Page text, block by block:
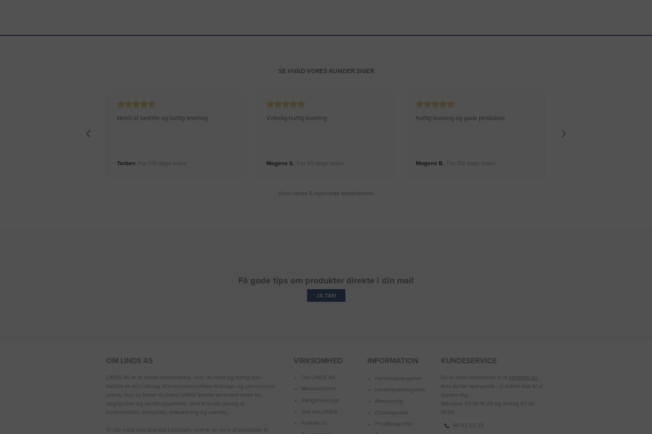
SE HVAD VORES KUNDER SIGER
Nemt at bestille og hurtig levering
Torben, For 170 dage siden
Virkelig hurtig levering
Mogens S., For 171 dage siden
hurtig levering og gode produkter
Mogens B., For 172 dage siden
Viser vores 5-stjernede anmeldelser.
Få gode tips om produkter direkte i din mail
JA TAK!
OM LINDS AS
LINDS AS er et dansk handelsfirma, hvor du nemt og hurtigt kan
bestille et stort udvalg af branchespecifikke forbrugs- og servicevarer
online. Hos os finder du både LINDS′ kendte sortiment inden for
dagligvarer og landbrugsartikler, samt et bredt udvalg af
kontorartikler, arbejdstøj, beklædning og værktøj.
Vi står også bag brandet Lincozym, som er en serie af produkter til
VIRKSOMHED
Om LINDS AS
Medarbejdere
Sælgeroversigt
Job hos LINDS
Kontakt os
INFORMATION
Handelsbetingelser
Leveringsbetingelser
Returnering
Cookiepolitik
Privatlivspolitik
KUNDESERVICE
Du er altid velkommen til at kontakte os,
hvis du har spørgsmål - vi sidder klar til at
hjælpe dig.
Man-tors: 07.30-16.00 og fredag 07.30-
14.00.
99 92 02 33